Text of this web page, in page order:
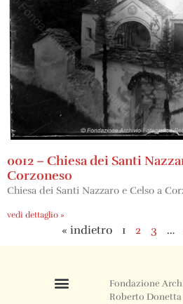
0012 – Chiesa dei Santi
Corzoneso
Chiesa dei Santi Nazzaro e Celso a
vedi dettaglio »
« indietro 1 2 3 …
Fondazione
Roberto Donetta